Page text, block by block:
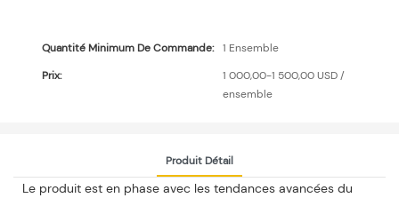
Quantité Minimum De Commande:
1 Ensemble
Prix:
1 000,00-1 500,00 USD /
ensemble
Produit Détail
Le produit est en phase avec les tendances avancées du